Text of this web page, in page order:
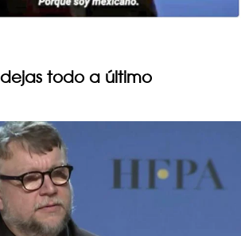
todo a último